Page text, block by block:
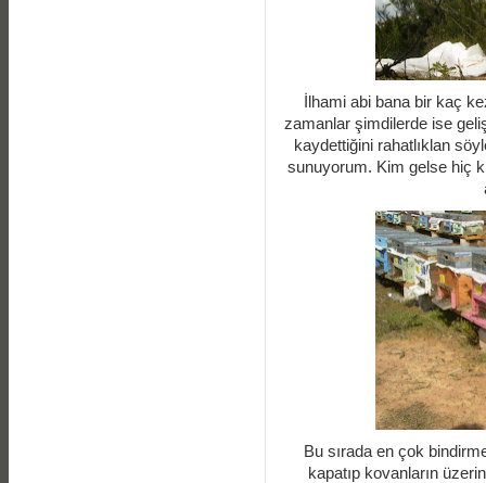
İlhami abi bana bir kaç
zamanlar şimdilerde ise
kaydettiğini rahatlıklan
sunuyorum. Kim gelse hiç
Bu sırada en çok
kapatıp kovanların